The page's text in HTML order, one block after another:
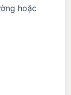
hoặc